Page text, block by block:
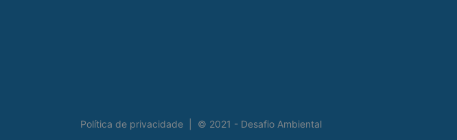
Política de privacidade © 2021 - Desafio Ambiental